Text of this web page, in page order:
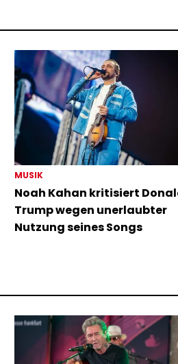
MUSIK
Noah Kahan kritisiert
Trump wegen unerlaubter
Nutzung seines Songs